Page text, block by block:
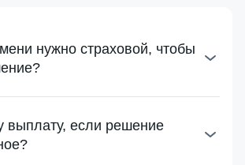
нужно страховой, чтобы
выплату, если решение